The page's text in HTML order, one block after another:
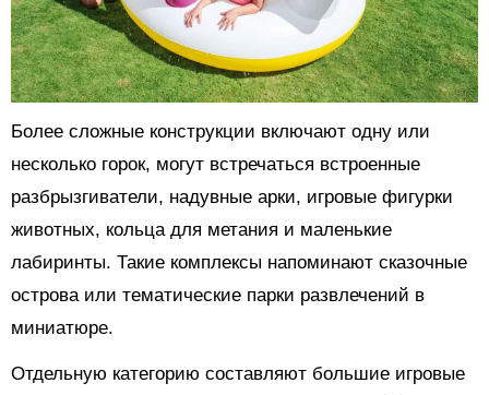
Более сложные конструкции включают одну или
несколько горок, могут встречаться встроенные
разбрызгиватели, надувные арки, игровые фигурки
животных, кольца для метания и маленькие
лабиринты. Такие комплексы напоминают сказочные
острова или тематические парки развлечений в
миниатюре.
Отдельную категорию составляют большие игровые